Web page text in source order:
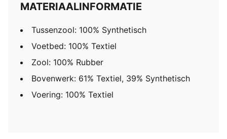
MATERIAALINFORMATIE
Tussenzool: 100% Synthetisch
Voetbed: 100% Textiel
Zool: 100% Rubber
Bovenwerk: 61% Textiel, 39% Synthetisch
Voering: 100% Textiel